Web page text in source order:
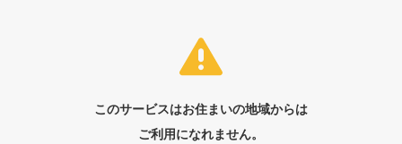
このサービスはお住まいの地域からは
ご利用になれません。